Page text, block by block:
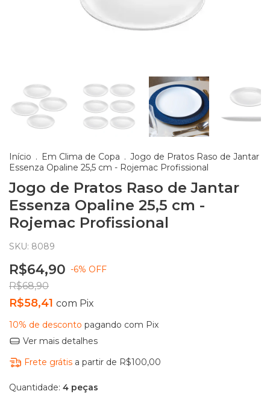
Início . Em Clima de Copa . Jogo de Pratos Raso de Jantar
Essenza Opaline 25,5 cm - Rojemac Profissional
Jogo de Pratos Raso de Jantar
Essenza Opaline 25,5 cm -
Rojemac Profissional
SKU: 8089
R$64,90 -6% OFF
R$68,90
R$58,41 com Pix
10% de desconto pagando com Pix
Ver mais detalhes
Frete grátis a partir de R$100,00
Quantidade: 4 peças